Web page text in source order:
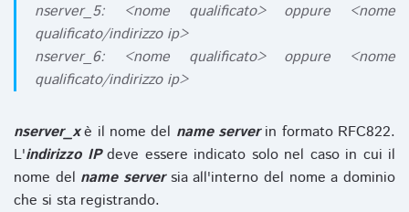
nserver_5: <nome qualificato> oppure <nome
qualificato/indirizzo ip>
nserver_6: <nome qualificato> oppure <nome
qualificato/indirizzo ip>
nserver_xè il nome del name serverin formato RFC822.
L'indirizzo IPdeve essere indicato solo nel caso in cui il
nome del name serversia all'interno del nome a dominio
che si sta registrando.